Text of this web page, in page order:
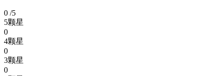
0 /5
5颗星
0
4颗星
0
3颗星
0